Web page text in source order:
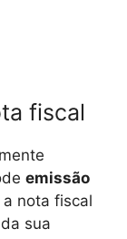
fiscal
emissão
a nota fiscal
sua